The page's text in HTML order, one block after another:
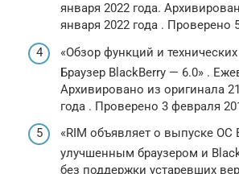
января 2022 года.
января 2022 года . Проверено
«Обзор функций и
Браузер BlackBerry — 6.0» .
Архивировано из оригинала
года . Проверено 3 февраля
«RIM объявляет о выпуске ОС
улучшенным браузером и
без поддержки устаревших